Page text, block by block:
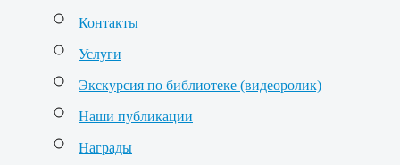
Контакты
Услуги
Экскурсия по библиотеке (видеоролик)
Наши публикации
Награды